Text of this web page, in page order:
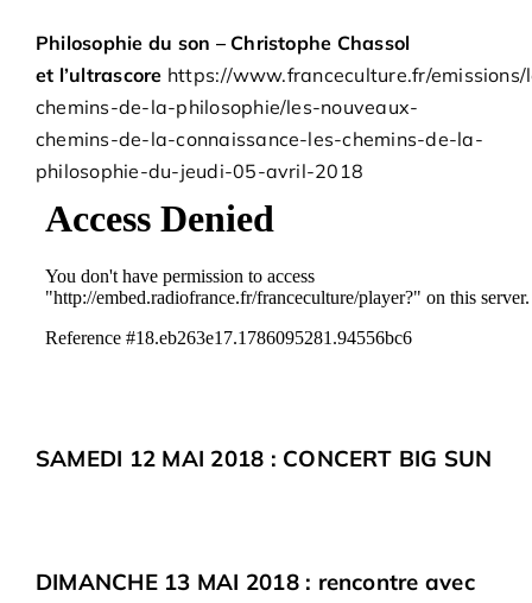
Philosophie du son – Christophe Chassol
et l’ultrascore https://www.franceculture.fr/emissions/
chemins-de-la-philosophie/les-nouveaux-
chemins-de-la-connaissance-les-chemins-de-la-
philosophie-du-jeudi-05-avril-2018
SAMEDI 12 MAI 2018 : CONCERT BIG SUN
DIMANCHE 13 MAI 2018 : rencontre avec